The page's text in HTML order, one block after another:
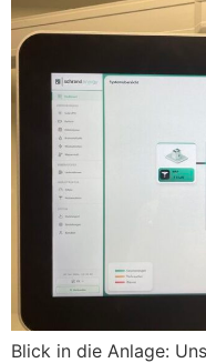
Blick in die Anlage: